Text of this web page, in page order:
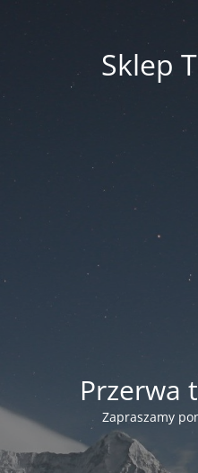
Sklep
Przerwa
Zapraszamy